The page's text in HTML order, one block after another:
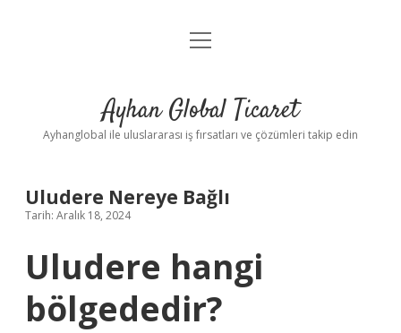
Anasayfa
Yasal Uyarı
menüyü
Ayhan Global Ticaret
Ayhanglobal ile uluslararası iş fırsatları ve çözümleri takip edin
Uludere Nereye Bağlı
Tarih: Aralık 18, 2024
Uludere hangi
bölgededir?